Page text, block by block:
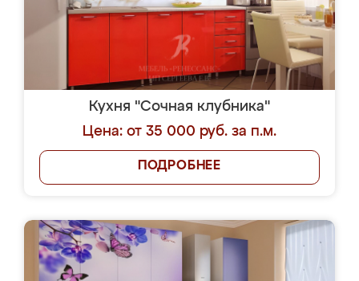
Кухня "Сочная клубника"
Цена: от 35 000 руб. за п.м.
ПОДРОБНЕЕ